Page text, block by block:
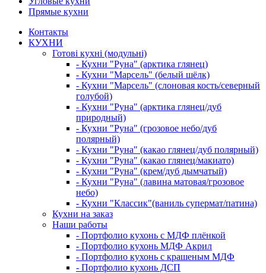
Прямые кухни
Контакты
КУХНИ
Готові кухні (модульні)
- Кухни "Руна" (арктика глянец)
- Кухни "Марсель" (белый шёлк)
- Кухни "Марсель" (слоновая кость/северный
голубой)
- Кухни "Руна" (арктика глянец/дуб
природный)
- Кухни "Руна" (грозовое небо/дуб
полярный)
- Кухни "Руна" (какао глянец/дуб полярный)
- Кухни "Руна" (какао глянец/макиато)
- Кухни "Руна" (крем/дуб дымчатый)
- Кухни "Руна" (лавина матовая/грозовое
небо)
- Кухни "Классик"(ваниль супермат/патина)
Кухни на заказ
Наши работы
- Портфолио кухонь с МДФ плёнкой
- Портфолио кухонь МДФ Акрил
- Портфолио кухонь с крашеным МДФ
- Портфолио кухонь ДСП